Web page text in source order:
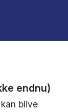
endnu)
blive